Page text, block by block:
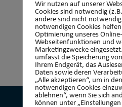
Wir nutzen auf unserer
Cookies sind notwendig
andere sind nicht
notwendigen Cookies
Optimierung unseres
Webseitenfunktionen und
Marketingzwecke
umfasst die Speicherung
Ihrem Endgerät, das
Daten sowie deren
„Alle akzeptieren“, um in
notwendigen Cookies
ablehnen“, wenn Sie sich
können unter